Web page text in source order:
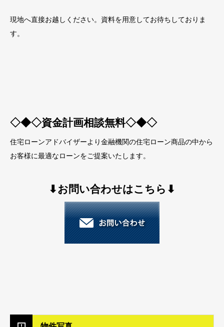
現地へ直接お越しください。資料を用意してお待ちしておりま
す。
◇◆◇資金計画相談無料◇◆◇
住宅ローンアドバイザーより金融機関の住宅ローン商品の中から
お客様に最適なローンをご提案いたします。
⬇︎お問い合わせはこちら⬇︎